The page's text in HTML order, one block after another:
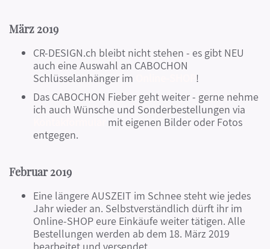
März 2019
CR-DESIGN.ch bleibt nicht stehen - es gibt NEU
auch eine Auswahl an CABOCHON
Schlüsselanhänger im
!
Das CABOCHON Fieber geht weiter - gerne nehme
ich auch Wünsche und Sonderbestellungen via
mit eigenen Bilder oder Fotos
entgegen.
Februar 2019
Eine längere AUSZEIT im Schnee steht wie jedes
Jahr wieder an. Selbstverständlich dürft ihr im
Online-SHOP eure Einkäufe weiter tätigen. Alle
Bestellungen werden ab dem 18. März 2019